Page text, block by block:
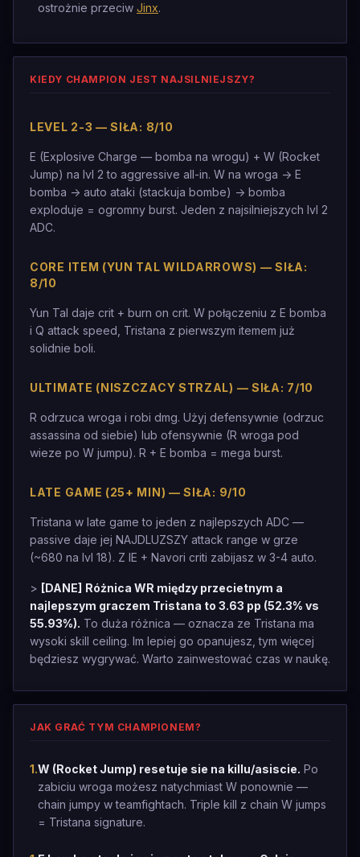
ostrożnie przeciw Jinx.
KIEDY CHAMPION JEST NAJSILNIEJSZY?
LEVEL 2-3 — SIŁA: 8/10
E (Explosive Charge — bomba na wrogu) + W (Rocket
Jump) na lvl 2 to aggressive all-in. W na wroga -> E
bomba -> auto ataki (stackuja bombe) -> bomba
exploduje = ogromny burst. Jeden z najsilniejszych lvl 2
ADC.
CORE ITEM (YUN TAL WILDARROWS) — SIŁA:
8/10
Yun Tal daje crit + burn on crit. W połączeniu z E bomba
i Q attack speed, Tristana z pierwszym itemem już
solidnie boli.
ULTIMATE (NISZCZACY STRZAL) — SIŁA: 7/10
R odrzuca wroga i robi dmg. Użyj defensywnie (odrzuc
assassina od siebie) lub ofensywnie (R wroga pod
wieze po W jumpu). R + E bomba = mega burst.
LATE GAME (25+ MIN) — SIŁA: 9/10
Tristana w late game to jeden z najlepszych ADC —
passive daje jej NAJDLUZSZY attack range w grze
(~680 na lvl 18). Z IE + Navori criti zabijasz w 3-4 auto.
> [DANE] Różnica WR między przecietnym a
najlepszym graczem Tristana to 3.63 pp (52.3% vs
55.93%). To duża różnica — oznacza ze Tristana ma
wysoki skill ceiling. Im lepiej go opanujesz, tym więcej
będziesz wygrywać. Warto zainwestować czas w naukę.
JAK GRAĆ TYM CHAMPIONEM?
1.W (Rocket Jump) resetuje sie na killu/asiscie. Po
zabiciu wroga możesz natychmiast W ponownie —
chain jumpy w teamfightach. Triple kill z chain W jumps
= Tristana signature.